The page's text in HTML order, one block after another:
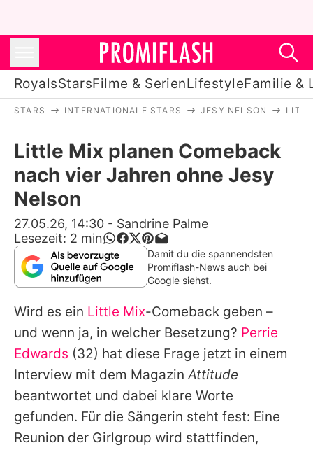
RoyalsStarsFilme & SerienLifestyleFamilie &
Stars
Filme & Serien
Lifestyle
Familie & Liebe
Promiflash Exklusiv
Alle Themen auf Promiflash
Jobs
App runterladen
Team
Redaktionelle Richtlinien
STARS INTERNATIONALE STARS JESY NELSON
Little Mix planen Comeback
nach vier Jahren ohne Jesy
Nelson
27.05.26, 14:30 - Sandrine Palme
Lesezeit: 2 min
Damit du die spannendsten
Promiflash-News auch bei
Google siehst.
Wird es ein Little Mix-Comeback geben –
und wenn ja, in welcher Besetzung? Perrie
Edwards (32) hat diese Frage jetzt in einem
Interview mit dem MagazinAttitude
beantwortet und dabei klare Worte
gefunden. Für die Sängerin steht fest: Eine
Reunion der Girlgroup wird stattfinden,